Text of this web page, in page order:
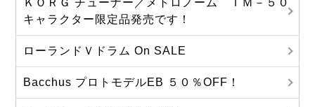
ＫＯＲＧ チューナー／メトロノーム ＴＭ－５０
キャラクター限定品発売です！
ローランドＶドラム On SALE
Bacchus プロトモデルEB ５０％OFF！